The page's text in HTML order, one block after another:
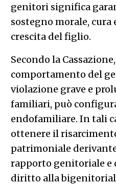
genitori significa
sostegno morale,
crescita del figlio.
Secondo la
comportamento del
violazione grave e
familiari, può
endofamiliare. In tali
ottenere il
patrimoniale
rapporto genitoriale e
diritto alla